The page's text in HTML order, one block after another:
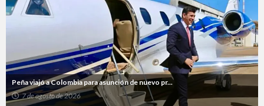
Peña viajó a Colombia para asunción de nuevo pr...
7 de agosto de 2026